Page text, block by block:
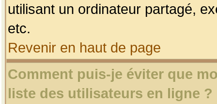
utilisant un ordinateur partagé,
etc.
Revenir en haut de page
Comment puis-je éviter que
liste des utilisateurs en ligne ?